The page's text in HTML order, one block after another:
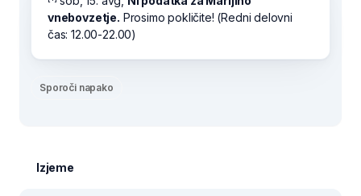
vnebovzetje. Prosimo pokličite! (Redni delovni
čas: 12.00-22.00)
Sporoči napako
Izjeme